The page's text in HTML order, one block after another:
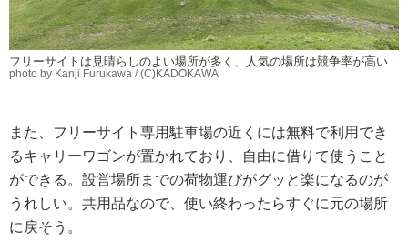
フリーサイトは見晴らしのよい場所が多く、人気の場所は競争率が高い
photo by Kanji Furukawa / (C)KADOKAWA
また、フリーサイト専用駐車場の近くには無料で利用でき
るキャリーワゴンが置かれており、自由に借りて使うこと
ができる。設営場所までの荷物運びがグッと楽になるのが
うれしい。共用品なので、使い終わったらすぐに元の場所
に戻そう。